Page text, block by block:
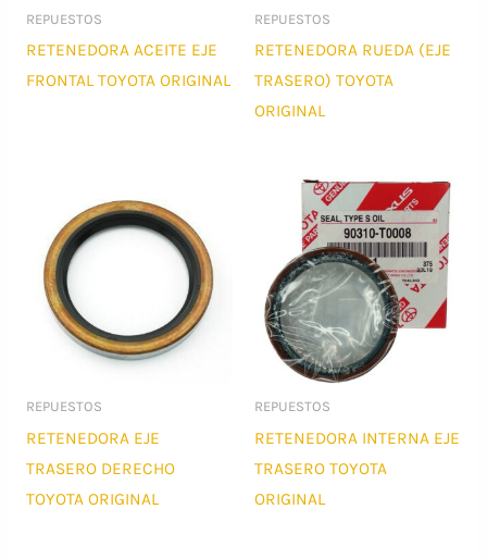
REPUESTOS
RETENEDORA ACEITE EJE
FRONTAL TOYOTA ORIGINAL
REPUESTOS
RETENEDORA RUEDA (EJE
TRASERO) TOYOTA
ORIGINAL
REPUESTOS
RETENEDORA EJE
TRASERO DERECHO
TOYOTA ORIGINAL
REPUESTOS
RETENEDORA INTERNA EJE
TRASERO TOYOTA
ORIGINAL